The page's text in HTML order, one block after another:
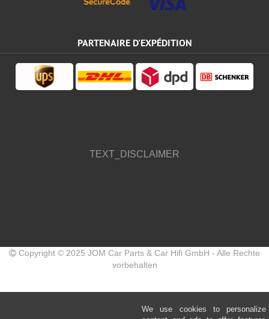
PARTENAIRE D'EXPÉDITION
TEXT_DISCLAIMER
Copyright © 2025 JOM Car Parts & Car Hifi GmbH - Alle Rechte
vorbehalten
We use cookies to personalize